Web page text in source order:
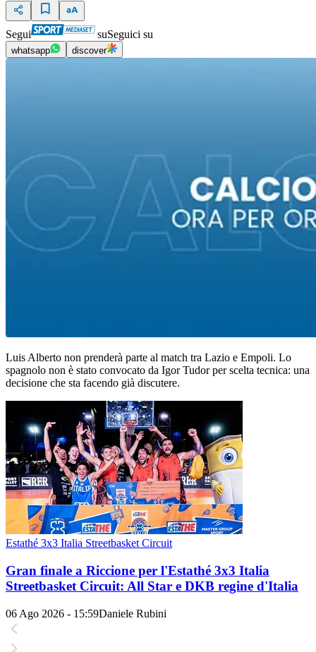
Segui suSeguici su
whatsapp discover
Luis Alberto non prenderà parte al match tra Lazio e Empoli. Lo
spagnolo non è stato convocato da Igor Tudor per scelta tecnica: una
decisione che sta facendo già discutere.
Estathé 3x3 Italia Streetbasket Circuit
Gran finale a Riccione per l'Estathé 3x3 Italia
Streetbasket Circuit: All Star e DKB regine d'Italia
06 Ago 2026 - 15:59Daniele Rubini